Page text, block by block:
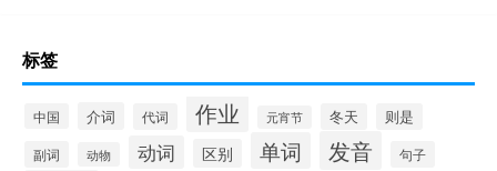
标签
中国 介词 代词 作业 元宵节 冬天
则是
副词
动物 动词 区别 单词 发音 句子